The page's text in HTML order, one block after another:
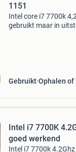
1151
Intel core i7 7700k
gebruikt maar in
Gebruikt Ophalen of
Intel i7 7700K 4.2Ghz 4cores
goed werkend
Intel i7 7700k